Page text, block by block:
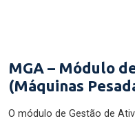
MGA – Módulo
(Máquinas
O módulo de Gestão de